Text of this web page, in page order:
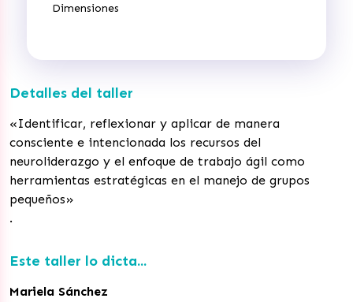
Dimensiones
Detalles del taller
«Identificar, reflexionar y aplicar de manera
consciente e intencionada los recursos del
neuroliderazgo y el enfoque de trabajo ágil como
herramientas estratégicas en el manejo de grupos
pequeños»
.
Este taller lo dicta...
Mariela Sánchez